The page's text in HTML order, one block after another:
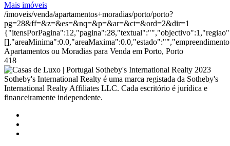
Mais imóveis
/imoveis/venda/apartamentos+moradias/porto/porto?
pg=28&ff=&z=&es=&nq=&p=&ar=&ct=&ord=2&dir=1
Apartamentos ou Moradias para Venda em Porto, Porto
418
2023
Sotheby's International Realty é uma marca registada da Sotheby's
International Realty Affiliates LLC. Cada escritório é jurídica e
financeiramente independente.